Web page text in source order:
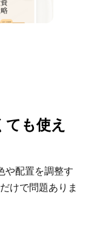
も使え
や配置を調整す
けで問題ありま